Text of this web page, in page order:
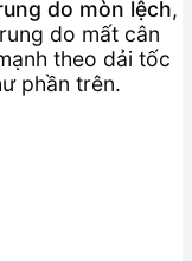
do mòn lệch,
do mất cân
theo dải tốc
phần trên.